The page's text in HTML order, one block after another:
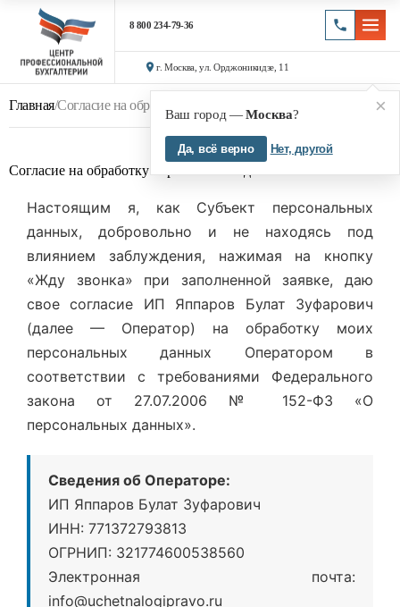
8 800 234-79-36
г. Москва, ул. Орджоникидзе, 11
×
Ваш город —Москва?
Да, всё верно Нет, другой
Главная/Согласие на обработку персональных данных
Согласие на обработку персональных данных
Настоящим я, как Субъект персональных
данных, добровольно и не находясь под
влиянием заблуждения, нажимая на кнопку
«Жду звонка» при заполненной заявке, даю
свое согласие ИП Яппаров Булат Зуфарович
(далее — Оператор) на обработку моих
персональных данных Оператором в
соответствии с требованиями Федерального
закона от 27.07.2006 № 152-ФЗ «О
персональных данных».
Сведения об Операторе:
ИП Яппаров Булат Зуфарович
ИНН: 771372793813
ОГРНИП: 321774600538560
Электронная почта:
info@uchetnalogipravo.ru